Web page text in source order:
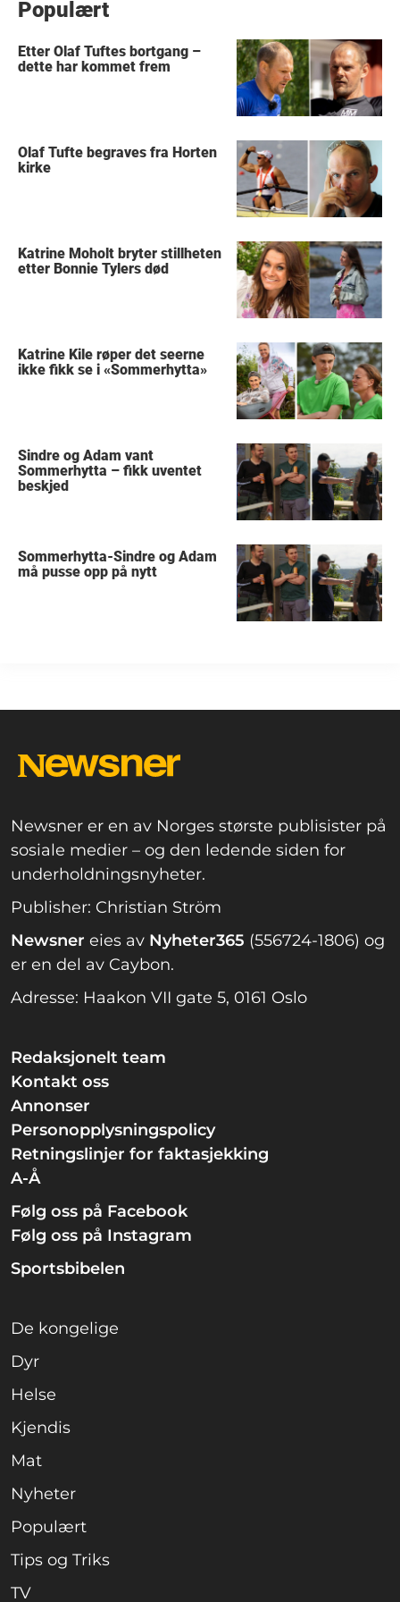
Populært
Etter Olaf Tuftes bortgang –
dette har kommet frem
Olaf Tufte begraves fra Horten
kirke
Katrine Moholt bryter stillheten
etter Bonnie Tylers død
Katrine Kile røper det seerne
ikke fikk se i «Sommerhytta»
Sindre og Adam vant
Sommerhytta – fikk uventet
beskjed
Sommerhytta-Sindre og Adam
må pusse opp på nytt
Newsner er en av Norges største publisister på
sosiale medier – og den ledende siden for
underholdningsnyheter.
Publisher: Christian Ström
Newsner eies av Nyheter365 (556724-1806) og
er en del av Caybon.
Adresse: Haakon VII gate 5, 0161 Oslo
Redaksjonelt team
Kontakt oss
Annonser
Personopplysningspolicy
Retningslinjer for faktasjekking
A-Å
Følg oss på Facebook
Følg oss på Instagram
Sportsbibelen
De kongelige
Dyr
Helse
Kjendis
Mat
Nyheter
Populært
Tips og Triks
TV